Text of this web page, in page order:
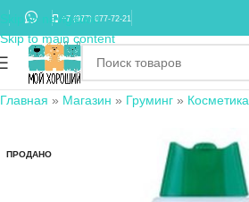
Skip to navigation
Skip to main content
+7 (977) 677-72-21
Главная » Магазин » Груминг » Косметика
ПРОДАНО